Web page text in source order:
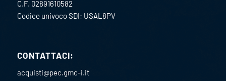
C.F. 02891610582
Codice univoco SDI: USAL8PV
CONTATTACI:
acquisti@pec.gmc-i.it